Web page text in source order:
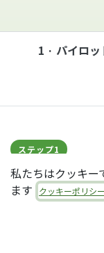
1 · パイロッ
ステップ1
Odooパイ
お客様のビジ
私たちはクッキー
ます
クッキーポリシー